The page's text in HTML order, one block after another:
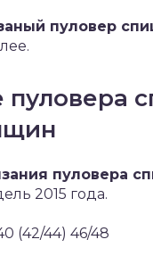
пуловер
пуловера
пуловера
2015 года.
(42/44) 46/48